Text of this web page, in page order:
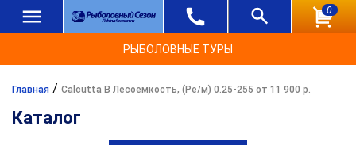
0
РЫБОЛОВНЫЕ ТУРЫ
Главная / Calcutta B Лесоемкость, (Ре/м) 0.25-255 от 11 900 р.
Каталог